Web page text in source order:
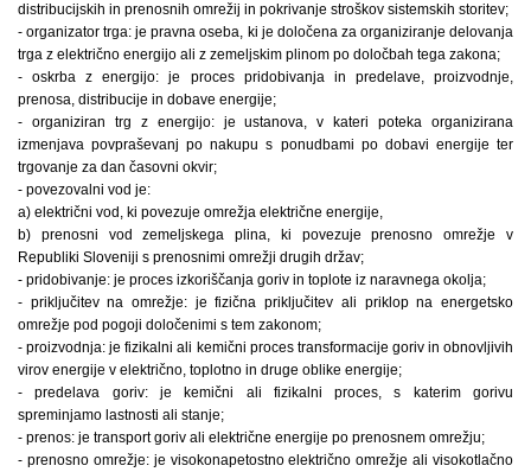
distribucijskih in prenosnih omrežij in pokrivanje stroškov sistemskih storitev;
- organizator trga: je pravna oseba, ki je določena za organiziranje delovanja
trga z električno energijo ali z zemeljskim plinom po določbah tega zakona;
- oskrba z energijo: je proces pridobivanja in predelave, proizvodnje,
prenosa, distribucije in dobave energije;
- organiziran trg z energijo: je ustanova, v kateri poteka organizirana
izmenjava povpraševanj po nakupu s ponudbami po dobavi energije ter
trgovanje za dan časovni okvir;
- povezovalni vod je:
a) električni vod, ki povezuje omrežja električne energije,
b) prenosni vod zemeljskega plina, ki povezuje prenosno omrežje v
Republiki Sloveniji s prenosnimi omrežji drugih držav;
- pridobivanje: je proces izkoriščanja goriv in toplote iz naravnega okolja;
- priključitev na omrežje: je fizična priključitev ali priklop na energetsko
omrežje pod pogoji določenimi s tem zakonom;
- proizvodnja: je fizikalni ali kemični proces transformacije goriv in obnovljivih
virov energije v električno, toplotno in druge oblike energije;
- predelava goriv: je kemični ali fizikalni proces, s katerim gorivu
spreminjamo lastnosti ali stanje;
- prenos: je transport goriv ali električne energije po prenosnem omrežju;
- prenosno omrežje: je visokonapetostno električno omrežje ali visokotlačno